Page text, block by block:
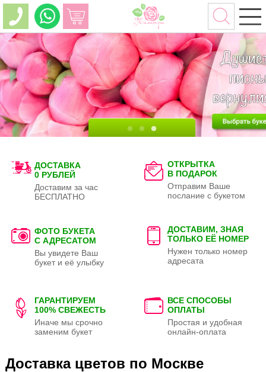
ДОСТАВКА
0 РУБЛЕЙ
Доставим за час
БЕСПЛАТНО
ОТКРЫТКА
В ПОДАРОК
Отправим Ваше
послание с букетом
ФОТО БУКЕТА
С АДРЕСАТОМ
Вы увидете Ваш
букет и её улыбку
ДОСТАВИМ, ЗНАЯ
ТОЛЬКО ЕЁ НОМЕР
Нужен только номер
адресата
ГАРАНТИРУЕМ
100% СВЕЖЕСТЬ
Иначе мы срочно
заменим букет
ВСЕ СПОСОБЫ
ОПЛАТЫ
Простая и удобная
онлайн-оплата
Доставка цветов по Москве